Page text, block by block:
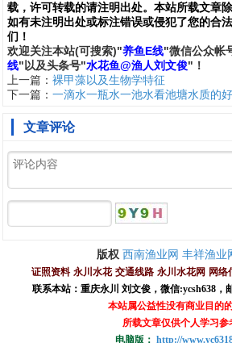
载，许可转载的请注明出处。本站所载文章
如有未注明出处或标注错误或侵犯了您的合
们 ！
欢迎关注本站(可搜索)"养鱼E线"微信公众帐
线" 以及头条号"水花鱼@渔人刘文俊"！
上一篇： 裸甲藻以及生物学特征
下一篇： 一滴水一瓶水一池水看池塘水质的
文章评论
版权 西南渔业网 丰祥渔业
证照资料 永川水花 交通线路 永川水花网 网络
联系本站：重庆永川 刘文俊， 微信:ycsh638 ，
本站属公益性没有商业目的
所载文章仅供个人学习参
电脑版： http://